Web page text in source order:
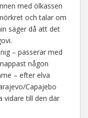
med ölkassen
och talar om
säger då att det
– passerar med
någon
– efter elva
Capajebo
vidare till den där